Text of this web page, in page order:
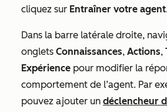
cliquez sur Entraîner votre agent
Dans la barre latérale droite,
onglets Connaissances, Actions,
Expérience pour modifier la
comportement de l’agent. Par
pouvez ajouter un déclencheur